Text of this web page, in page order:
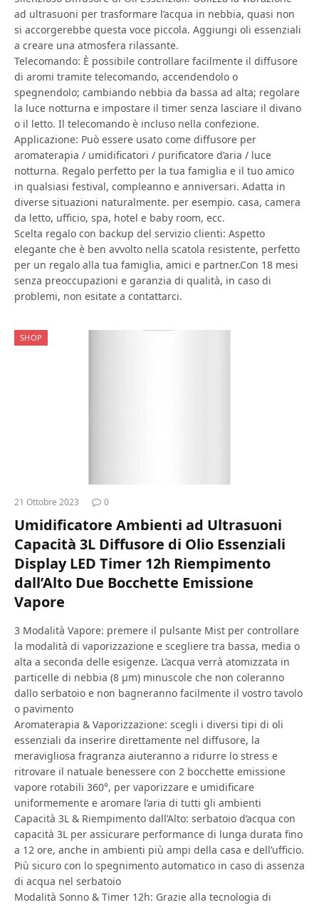
ad ultrasuoni per trasformare l’acqua in nebbia, quasi non
si accorgerebbe questa voce piccola. Aggiungi oli essenziali
a creare una atmosfera rilassante.
Telecomando: È possibile controllare facilmente il diffusore
di aromi tramite telecomando, accendendolo o
spegnendolo; cambiando nebbia da bassa ad alta; regolare
la luce notturna e impostare il timer senza lasciare il divano
o il letto. Il telecomando è incluso nella confezione.
Applicazione: Può essere usato come diffusore per
aromaterapia / umidificatori / purificatore d’aria / luce
notturna. Regalo perfetto per la tua famiglia e il tuo amico
in qualsiasi festival, compleanno e anniversari. Adatta in
diverse situazioni naturalmente. per esempio. casa, camera
da letto, ufficio, spa, hotel e baby room, ecc.
Scelta regalo con backup del servizio clienti: Aspetto
elegante che è ben avvolto nella scatola resistente, perfetto
per un regalo alla tua famiglia, amici e partner.Con 18 mesi
senza preoccupazioni e garanzia di qualità, in caso di
problemi, non esitate a contattarci.
SHOP
21 Ottobre 2023 0
Umidificatore Ambienti ad Ultrasuoni
Capacità 3L Diffusore di Olio Essenziali
Display LED Timer 12h Riempimento
dall’Alto Due Bocchette Emissione
Vapore
3 Modalità Vapore: premere il pulsante Mist per controllare
la modalità di vaporizzazione e scegliere tra bassa, media o
alta a seconda delle esigenze. L’acqua verrà atomizzata in
particelle di nebbia (8 μm) minuscole che non coleranno
dallo serbatoio e non bagneranno facilmente il vostro tavolo
o pavimento
Aromaterapia & Vaporizzazione: scegli i diversi tipi di oli
essenziali da inserire direttamente nel diffusore, la
meravigliosa fragranza aiuteranno a ridurre lo stress e
ritrovare il natuale benessere con 2 bocchette emissione
vapore rotabili 360°, per vaporizzare e umidificare
uniformemente e aromare l’aria di tutti gli ambienti
Capacità 3L & Riempimento dall’Alto: serbatoio d’acqua con
capacità 3L per assicurare performance di lunga durata fino
a 12 ore, anche in ambienti più ampi della casa e dell’ufficio.
Più sicuro con lo spegnimento automatico in caso di assenza
di acqua nel serbatoio
Modalità Sonno & Timer 12h: Grazie alla tecnologia di